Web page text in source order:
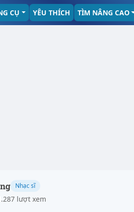
CỤ YÊU THÍCH TÌM NÂNG CAO
Nhạc sĩ
lượt xem